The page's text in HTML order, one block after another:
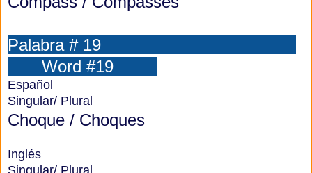
Palabra # 19
Word #19
Español
Singular/ Plural
Choque / Choques
Inglés